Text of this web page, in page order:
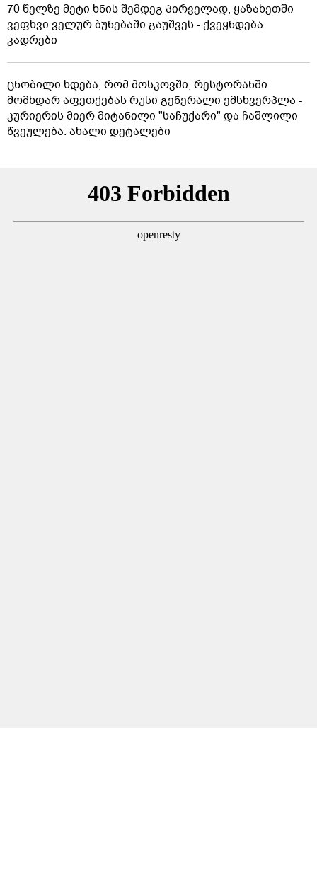
70 წელზე მეტი ხნის შემდეგ პირველად, ყაზახეთში
ვეფხვი ველურ ბუნებაში გაუშვეს - ქვეყნდება
კადრები
ცნობილი ხდება, რომ მოსკოვში, რესტორანში
მომხდარ აფეთქებას რუსი გენერალი ემსხვერპლა -
კურიერის მიერ მიტანილი "საჩუქარი" და ჩაშლილი
წვეულება: ახალი დეტალები